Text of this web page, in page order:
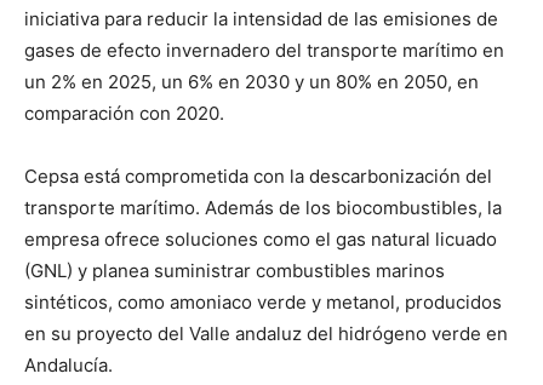
iniciativa para reducir la intensidad de las emisiones de
gases de efecto invernadero del transporte marítimo en
un 2% en 2025, un 6% en 2030 y un 80% en 2050, en
comparación con 2020.
Cepsa está comprometida con la descarbonización del
transporte marítimo. Además de los biocombustibles, la
empresa ofrece soluciones como el gas natural licuado
(GNL) y planea suministrar combustibles marinos
sintéticos, como amoniaco verde y metanol, producidos
en su proyecto del Valle andaluz del hidrógeno verde en
Andalucía.